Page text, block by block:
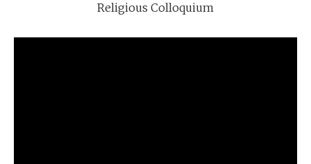
Religious Colloquium